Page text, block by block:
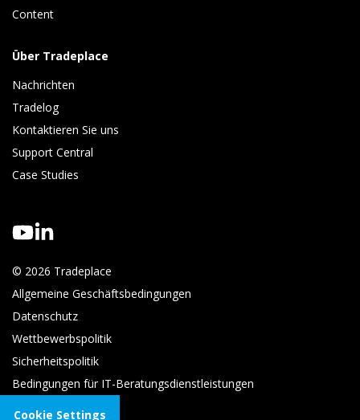
Content
Über Tradeplace
Nachrichten
Tradelog
Kontaktieren Sie uns
Support Central
Case Studies
© 2026 Tradeplace
Allgemeine Geschäftsbedingungen
Datenschutz
Wettbewerbspolitik
Sicherheitspolitik
Bedingungen für IT-Beratungsdienstleistungen
Cookie Settings